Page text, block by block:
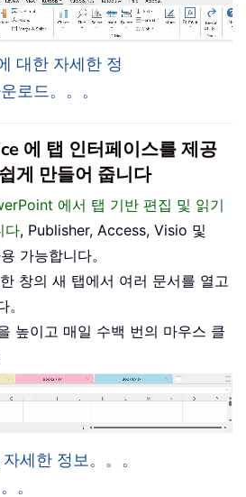
대한 자세한 정
로드。。。
에 탭 인터페이스를 제공
게 만들어 줍니다
에서 탭 기반 편집 및 읽기
다, Publisher, Access, Visio 및
가능합니다。
창의 새 탭에서 여러 문서를 열고
높이고 매일 수백 번의 마우스 클
세한 정보。。。
。